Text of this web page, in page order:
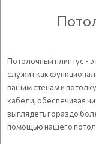
Потолочный плинтус -
служит как
вашим стенам и
кабели, обеспечивая
выглядеть гораздо
помощью нашего